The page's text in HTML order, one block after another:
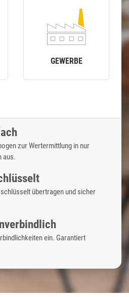
GEWERBE
zur Wertermittlung in nur
aus.
übertragen und sicher
ein. Garantiert